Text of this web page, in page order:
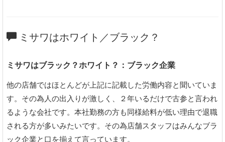
ミサワはホワイト／ブラック？
ミサワはブラック？ホワイト？：ブラック企業
他の店舗ではほとんどが上記に記載した労働内容と聞いていま
す。その為人の出入りが激しく、２年いるだけで古参と言われ
るような会社です。本社勤務の方も同様給料が低い理由で退職
される方が多いみたいです。その為店舗スタッフはみんなブラ
ック企業と口を揃えて言っています。